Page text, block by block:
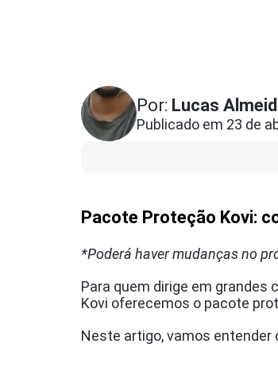
Por: Lucas
Publicado em 23 de
Pacote Proteção Kovi:
*Poderá haver mudanças no
Para quem dirige em grandes
Kovi oferecemos o pacote
Neste artigo, vamos entender